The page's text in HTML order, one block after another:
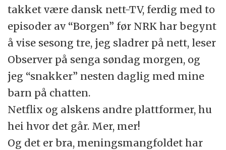
takket være dansk nett-TV, ferdig med to
episoder av “Borgen” før NRK har begynt
å vise sesong tre, jeg sladrer på nett, leser
Observer på senga søndag morgen, og
jeg “snakker” nesten daglig med mine
barn på chatten.
Netflix og alskens andre plattformer, hu
hei hvor det går. Mer, mer!
Og det er bra, meningsmangfoldet har